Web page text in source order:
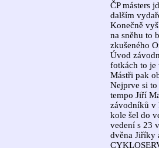
ČP másters
dalším
Konečně
na sněhu to
zkušeného
Úvod
fotkách to je
Mástři pak
Nejprve si
tempo Jiří
závodníků v
kole šel do
vedení s 23
dvěna Jiříky